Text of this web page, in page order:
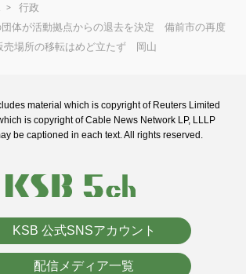
行政
体が活動拠点からの退去を決定 備前市の再度
場所の移転はめど立たず 岡山
material which is copyright of Reuters Limited
is copyright of Cable News Network LP, LLLP
be captioned in each text. All rights reserved.
KSB 公式SNSアカウント
配信メディア一覧